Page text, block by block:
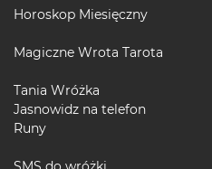
Horoskop Miesięczny
Magiczne Wrota Tarota
Tania Wróżka
Jasnowidz na telefon
Runy